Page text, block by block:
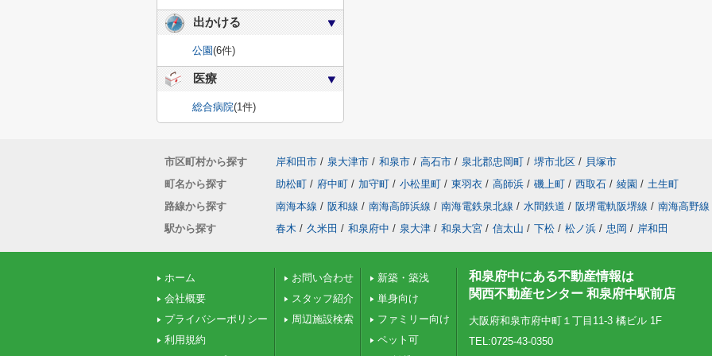
出かける
公園(6件)
医療
総合病院(1件)
市区町村から探す 岸和田市 / 泉大津市 / 和泉市 / 高石市 / 泉北郡忠岡町 / 堺市北区 / 貝塚市
町名から探す
助松町 / 府中町 / 加守町 / 小松里町 / 東羽衣 / 高師浜 / 磯上町 / 西取石 / 綾園 / 土生町
路線から探す
南海本線 / 阪和線 / 南海高師浜線 / 南海電鉄泉北線 / 水間鉄道 / 阪堺電軌阪堺線 / 南海高野線
駅から探す
春木 / 久米田 / 和泉府中 / 泉大津 / 和泉大宮 / 信太山 / 下松 / 松ノ浜 / 忠岡 / 岸和田
ホーム
会社概要
プライバシーポリシー
利用規約
お問い合わせ
スタッフ紹介
周辺施設検索
新築・築浅
単身向け
ファミリー向け
ペット可
和泉府中にある不動産情報は
関西不動産センター 和泉府中駅前店
大阪府和泉市府中町１丁目11-3 橘ビル 1F
TEL:0725-43-0350